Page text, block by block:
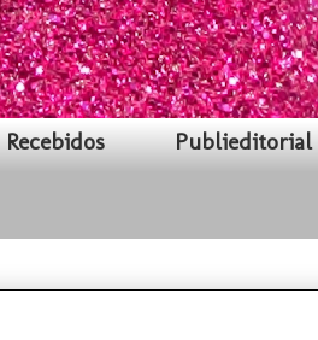
Recebidos Publieditorial